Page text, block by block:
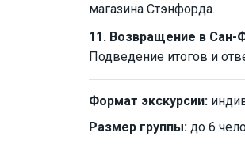
магазина Стэнфорда.
11. Возвращение в Сан-
Подведение итогов и
Формат экскурсии:
Размер группы: до 6